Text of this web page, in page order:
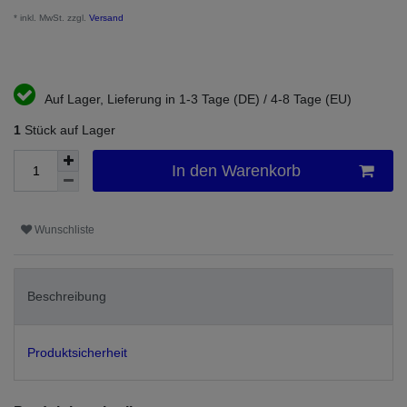
* inkl. MwSt. zzgl. Versand
Auf Lager, Lieferung in 1-3 Tage (DE) / 4-8 Tage (EU)
1 Stück auf Lager
In den Warenkorb
Wunschliste
Beschreibung
Produktsicherheit